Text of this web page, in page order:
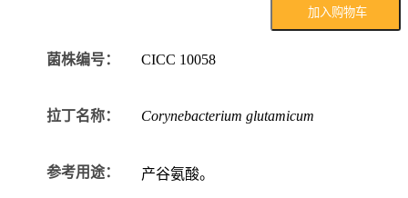
加入购物车
菌株编号： CICC 10058
拉丁名称： Corynebacterium glutamicum
参考用途： 产谷氨酸。